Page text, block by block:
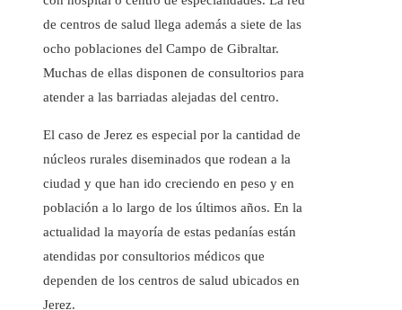
de centros de salud llega además a siete de las
ocho poblaciones del Campo de Gibraltar.
Muchas de ellas disponen de consultorios para
atender a las barriadas alejadas del centro.
El caso de Jerez es especial por la cantidad de
núcleos rurales diseminados que rodean a la
ciudad y que han ido creciendo en peso y en
población a lo largo de los últimos años. En la
actualidad la mayoría de estas pedanías están
atendidas por consultorios médicos que
dependen de los centros de salud ubicados en
Jerez.